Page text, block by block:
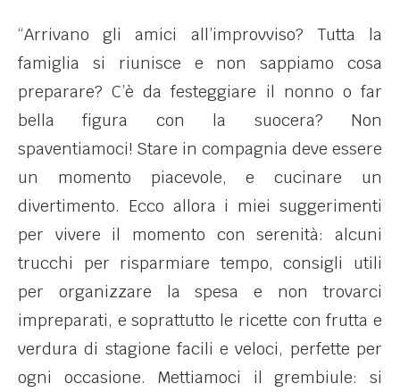
“Arrivano gli amici all’improvviso? Tutta la
famiglia si riunisce e non sappiamo cosa
preparare? C’è da festeggiare il nonno o far
bella figura con la suocera? Non
spaventiamoci! Stare in compagnia deve essere
un momento piacevole, e cucinare un
divertimento. Ecco allora i miei suggerimenti
per vivere il momento con serenità: alcuni
trucchi per risparmiare tempo, consigli utili
per organizzare la spesa e non trovarci
impreparati, e soprattutto le ricette con frutta e
verdura di stagione facili e veloci, perfette per
ogni occasione. Mettiamoci il grembiule: si